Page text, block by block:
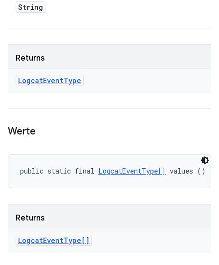
String
Returns
LogcatEventType
Werte
public static final LogcatEventType[] values ()
Returns
LogcatEventType[]